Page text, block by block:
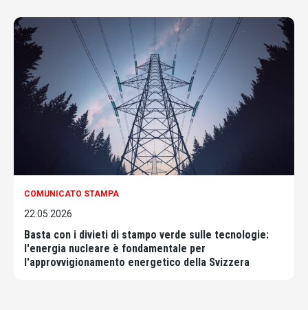
COMUNICATO STAMPA
22.05.2026
Basta con i divieti di stampo verde sulle tecnologie:
l'energia nucleare è fondamentale per
l'approvvigionamento energetico della Svizzera